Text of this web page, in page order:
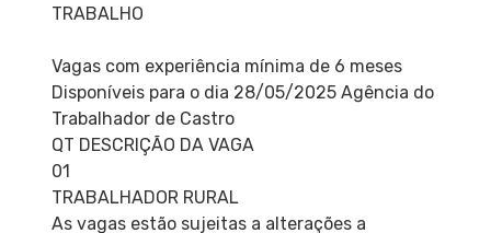
TRABALHO
Vagas com experiência mínima de 6 meses
Disponíveis para o dia 28/05/2025 Agência do
Trabalhador de Castro
QT DESCRIÇÃO DA VAGA
01
TRABALHADOR RURAL
As vagas estão sujeitas a alterações a